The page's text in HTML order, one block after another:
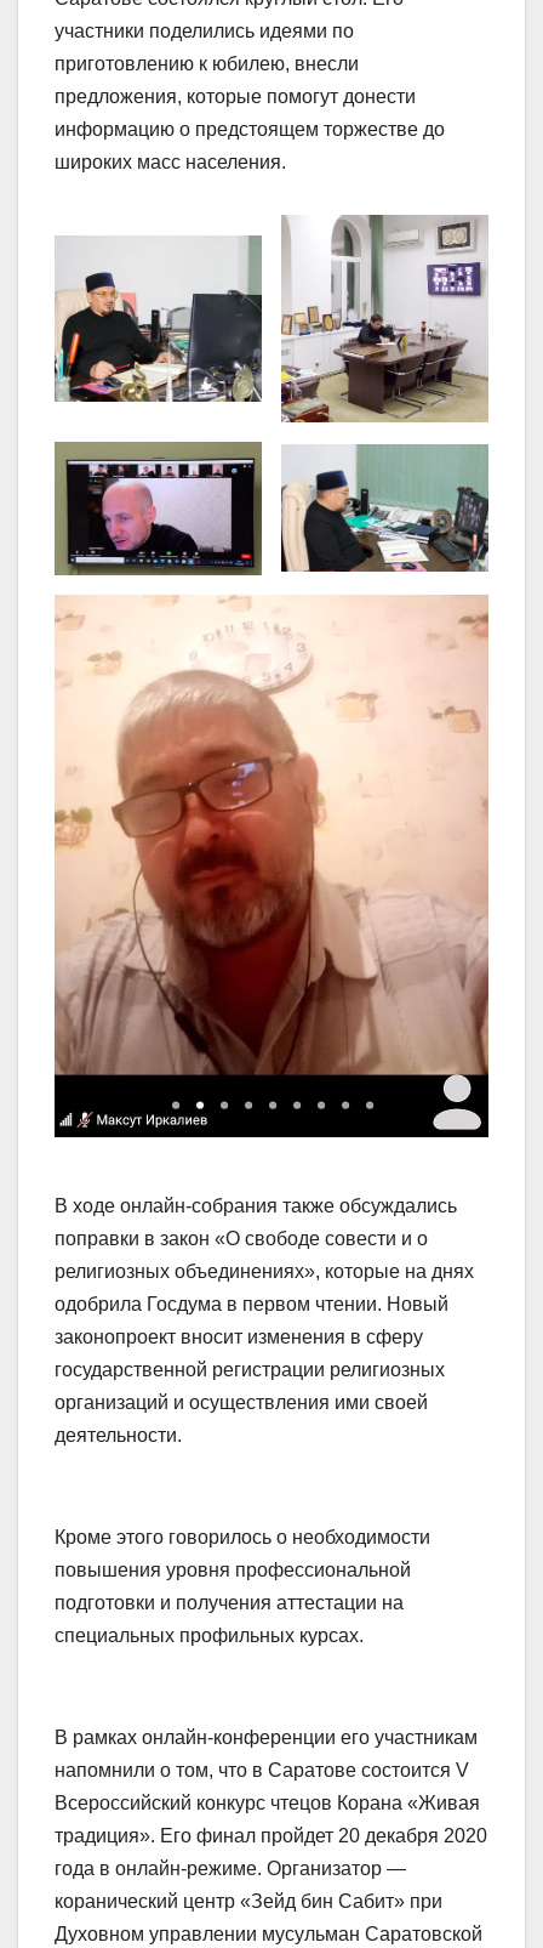
участники поделились идеями по
приготовлению к юбилею, внесли
предложения, которые помогут донести
информацию о предстоящем торжестве до
широких масс населения.
В ходе онлайн-собрания также обсуждались
поправки в закон «О свободе совести и о
религиозных объединениях», которые на днях
одобрила Госдума в первом чтении. Новый
законопроект вносит изменения в сферу
государственной регистрации религиозных
организаций и осуществления ими своей
деятельности.
Кроме этого говорилось о необходимости
повышения уровня профессиональной
подготовки и получения аттестации на
специальных профильных курсах.
В рамках онлайн-конференции его участникам
напомнили о том, что в Саратове состоится V
Всероссийский конкурс чтецов Корана «Живая
традиция». Его финал пройдет 20 декабря 2020
года в онлайн-режиме. Организатор —
коранический центр «Зейд бин Сабит» при
Духовном управлении мусульман Саратовской